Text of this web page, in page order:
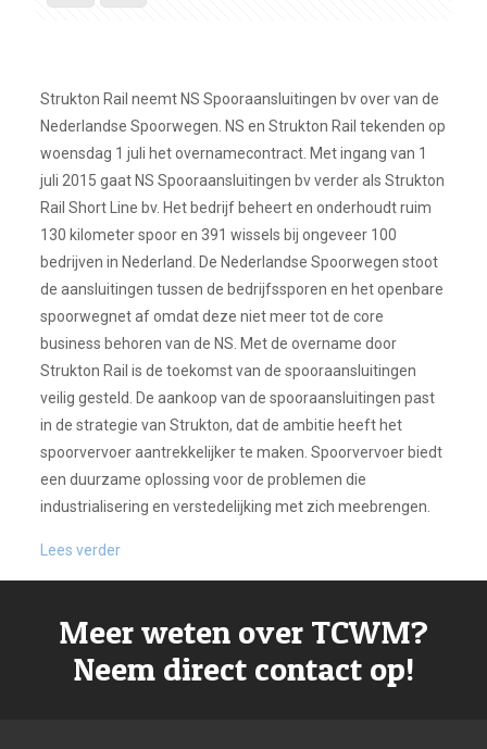
Strukton Rail neemt NS Spooraansluitingen bv over van de
Nederlandse Spoorwegen. NS en Strukton Rail tekenden op
woensdag 1 juli het overnamecontract. Met ingang van 1
juli 2015 gaat NS Spooraansluitingen bv verder als Strukton
Rail Short Line bv. Het bedrijf beheert en onderhoudt ruim
130 kilometer spoor en 391 wissels bij ongeveer 100
bedrijven in Nederland. De Nederlandse Spoorwegen stoot
de aansluitingen tussen de bedrijfssporen en het openbare
spoorwegnet af omdat deze niet meer tot de core
business behoren van de NS. Met de overname door
Strukton Rail is de toekomst van de spooraansluitingen
veilig gesteld. De aankoop van de spooraansluitingen past
in de strategie van Strukton, dat de ambitie heeft het
spoorvervoer aantrekkelijker te maken. Spoorvervoer biedt
een duurzame oplossing voor de problemen die
industrialisering en verstedelijking met zich meebrengen.
Lees verder
Meer weten over TCWM?
Neem direct contact op!